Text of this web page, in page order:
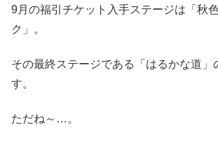
9月の福引チケット入手ステージは「秋
ク」。
その最終ステージである「はるかな道」
す。
ただね～…。